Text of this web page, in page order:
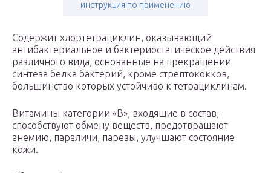
инструкция по применению
Содержит хлортетрациклин, оказывающий
антибактериальное и бактериостатическое действия
различного вида, основанные на прекращении
синтеза белка бактерий, кроме стрептококков,
большинство которых устойчиво к тетрациклинам.
Витамины категории «В», входящие в состав,
способствуют обмену веществ, предотвращают
анемию, параличи, парезы, улучшают состояние
кожи.